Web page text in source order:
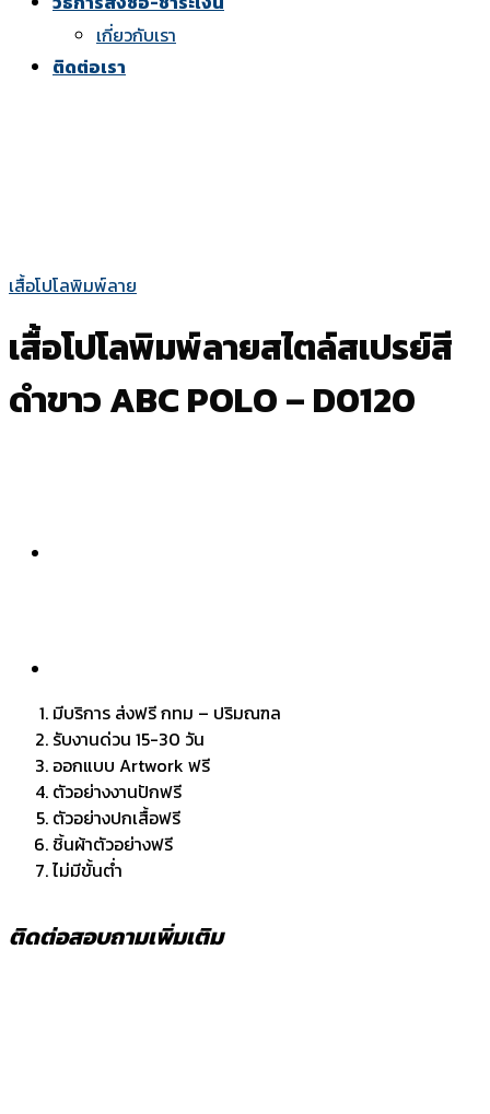
เกี่ยวกับเรา
ติดต่อเรา
เสื้อโปโลพิมพ์ลาย
เสื้อโปโลพิมพ์ลายสไตล์สเปรย์สี
ดำขาว ABC POLO – D0120
มีบริการ ส่งฟรี กทม – ปริมณฑล
รับงานด่วน 15-30 วัน
ออกแบบ Artwork ฟรี
ตัวอย่างงานปักฟรี
ตัวอย่างปกเสื้อฟรี
ชิ้นผ้าตัวอย่างฟรี
ไม่มีขั้นต่ำ
ติดต่อสอบถามเพิ่มเติม